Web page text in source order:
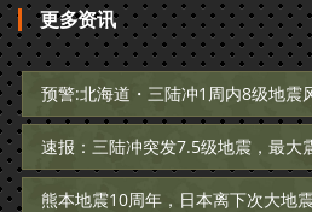
更多资讯
预警:北海道・三陆冲1周内8级地震
速报：三陆冲突发7.5级地震，最大
熊本地震10周年，日本离下次大地